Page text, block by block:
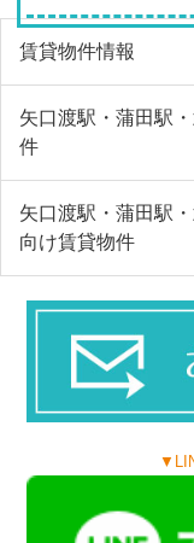
賃貸物件情報
矢口渡駅・蒲田駅
件
矢口渡駅・蒲田駅
向け賃貸物件